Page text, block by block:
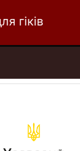
гіків